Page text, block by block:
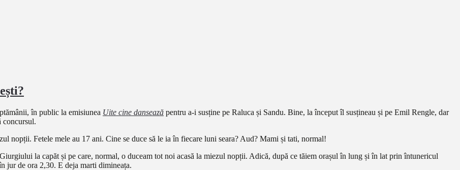
în public la emisiunea Uite cine dansează pentru a-i susține pe Raluca și Sandu. Bine, la început îl susțineau și pe Emil Rengle, dar
concursul.
nopții. Fetele mele au 17 ani. Cine se duce să le ia în fiecare luni seara? Aud? Mami și tati, normal!
la capăt și pe care, normal, o duceam tot noi acasă la miezul nopții. Adică, după ce tăiem orașul în lung și în lat prin întunericul
jur de ora 2,30. E deja marti dimineața.